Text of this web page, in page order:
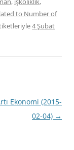
to Number of
4 Şubat
Ekonomi (2015-
02-04) →